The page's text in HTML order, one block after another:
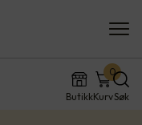
ButikkKurv
0
Søk